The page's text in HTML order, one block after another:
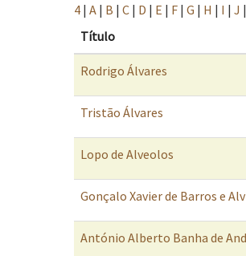
4 | A | B | C | D | E | F | G | H | I | J |
Título
Rodrigo Álvares
Tristão Álvares
Lopo de Alveolos
Gonçalo Xavier de Barros e
António Alberto Banha de